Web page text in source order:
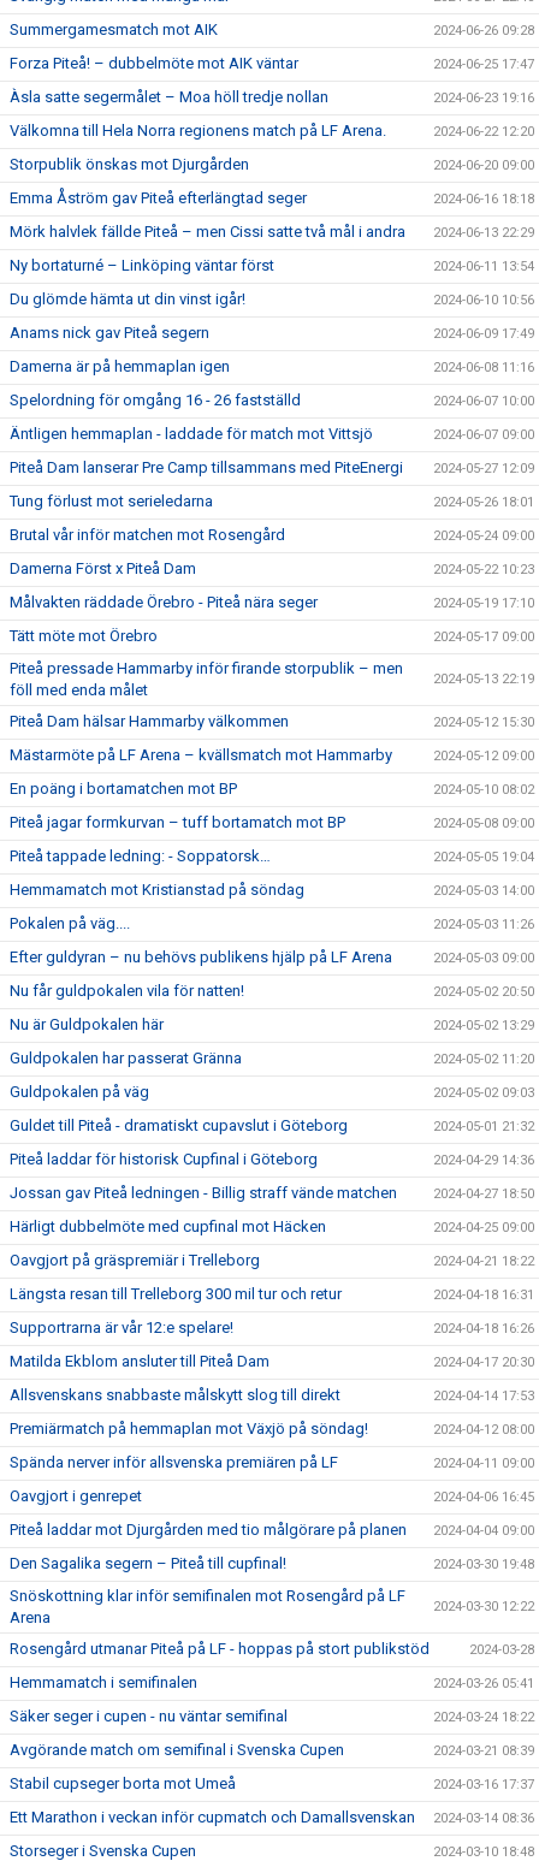
Summergamesmatch mot AIK 2024-06-26 09:28
Forza Piteå! – dubbelmöte mot AIK väntar 2024-06-25 17:47
Àsla satte segermålet – Moa höll tredje nollan 2024-06-23 19:16
Välkomna till Hela Norra regionens match på LF Arena. 2024-06-22 12:20
Storpublik önskas mot Djurgården 2024-06-20 09:00
Emma Åström gav Piteå efterlängtad seger 2024-06-16 18:18
Mörk halvlek fällde Piteå – men Cissi satte två mål i andra 2024-06-13 22:29
Ny bortaturné – Linköping väntar först 2024-06-11 13:54
Du glömde hämta ut din vinst igår! 2024-06-10 10:56
Anams nick gav Piteå segern 2024-06-09 17:49
Damerna är på hemmaplan igen 2024-06-08 11:16
Spelordning för omgång 16 - 26 fastställd 2024-06-07 10:00
Äntligen hemmaplan - laddade för match mot Vittsjö 2024-06-07 09:00
Piteå Dam lanserar Pre Camp tillsammans med PiteEnergi 2024-05-27 12:09
Tung förlust mot serieledarna 2024-05-26 18:01
Brutal vår inför matchen mot Rosengård 2024-05-24 09:00
Damerna Först x Piteå Dam 2024-05-22 10:23
Målvakten räddade Örebro - Piteå nära seger 2024-05-19 17:10
Tätt möte mot Örebro 2024-05-17 09:00
Piteå pressade Hammarby inför firande storpublik – men
föll med enda målet
2024-05-13 22:19
Piteå Dam hälsar Hammarby välkommen 2024-05-12 15:30
Mästarmöte på LF Arena – kvällsmatch mot Hammarby 2024-05-12 09:00
En poäng i bortamatchen mot BP 2024-05-10 08:02
Piteå jagar formkurvan – tuff bortamatch mot BP 2024-05-08 09:00
Piteå tappade ledning: - Soppatorsk… 2024-05-05 19:04
Hemmamatch mot Kristianstad på söndag 2024-05-03 14:00
Pokalen på väg.... 2024-05-03 11:26
Efter guldyran – nu behövs publikens hjälp på LF Arena 2024-05-03 09:00
Nu får guldpokalen vila för natten! 2024-05-02 20:50
Nu är Guldpokalen här 2024-05-02 13:29
Guldpokalen har passerat Gränna 2024-05-02 11:20
Guldpokalen på väg 2024-05-02 09:03
Guldet till Piteå - dramatiskt cupavslut i Göteborg 2024-05-01 21:32
Piteå laddar för historisk Cupfinal i Göteborg 2024-04-29 14:36
Jossan gav Piteå ledningen - Billig straff vände matchen 2024-04-27 18:50
Härligt dubbelmöte med cupfinal mot Häcken 2024-04-25 09:00
Oavgjort på gräspremiär i Trelleborg 2024-04-21 18:22
Längsta resan till Trelleborg 300 mil tur och retur 2024-04-18 16:31
Supportrarna är vår 12:e spelare! 2024-04-18 16:26
Matilda Ekblom ansluter till Piteå Dam 2024-04-17 20:30
Allsvenskans snabbaste målskytt slog till direkt 2024-04-14 17:53
Premiärmatch på hemmaplan mot Växjö på söndag! 2024-04-12 08:00
Spända nerver inför allsvenska premiären på LF 2024-04-11 09:00
Oavgjort i genrepet 2024-04-06 16:45
Piteå laddar mot Djurgården med tio målgörare på planen 2024-04-04 09:00
Den Sagalika segern – Piteå till cupfinal! 2024-03-30 19:48
Snöskottning klar inför semifinalen mot Rosengård på LF
Arena
2024-03-30 12:22
Rosengård utmanar Piteå på LF - hoppas på stort publikstöd 2024-03-28
Hemmamatch i semifinalen 2024-03-26 05:41
Säker seger i cupen - nu väntar semifinal 2024-03-24 18:22
Avgörande match om semifinal i Svenska Cupen 2024-03-21 08:39
Stabil cupseger borta mot Umeå 2024-03-16 17:37
Ett Marathon i veckan inför cupmatch och Damallsvenskan 2024-03-14 08:36
Storseger i Svenska Cupen 2024-03-10 18:48